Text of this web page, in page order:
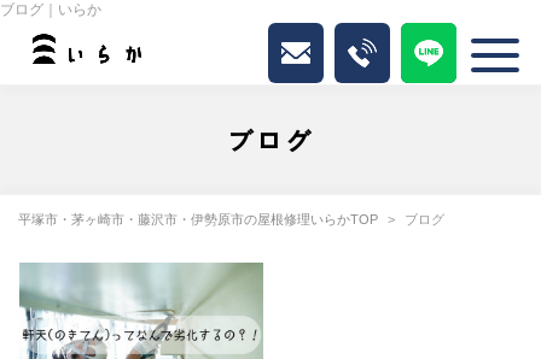
ブログ｜いらか
ブログ
平塚市・茅ヶ崎市・藤沢市・伊勢原市の屋根修理いらかTOP ブログ